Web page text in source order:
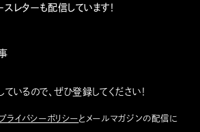
スレターも配信しています！
いるので、ぜひ登録してください！
ライバシーポリシーとメールマガジンの配信に